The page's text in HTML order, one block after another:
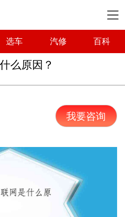
选车 汽修 百科
么原因？
我要咨询